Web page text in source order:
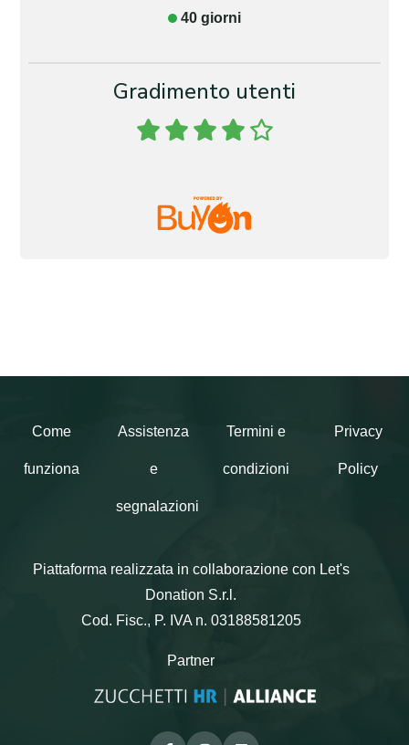
40 giorni
Gradimento utenti
Come
funziona
Assistenza
e
segnalazioni
Termini e
condizioni
Privacy
Policy
Piattaforma realizzata in collaborazione con Let's
Donation S.r.l.
Cod. Fisc., P. IVA n. 03188581205
Partner